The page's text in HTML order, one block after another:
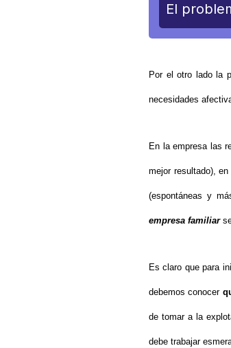
El
Por el otro lado la
necesidades
En la empresa las
mejor resultado),
(espontáneas y
empresa familiar
Es claro que para
debemos conocer
de tomar a la
debe trabajar